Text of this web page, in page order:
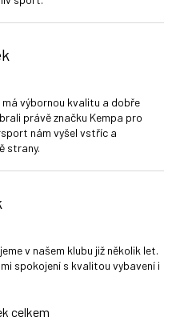
5 z 5 hvězdiček.
výbornou kvalitu a dobře
právě značku Kempa pro
nám vyšel vstříc a
strany.
5 z 5 hvězdiček.
v našem klubu již několik let.
spokojení s kvalitou vybavení i
O celkem